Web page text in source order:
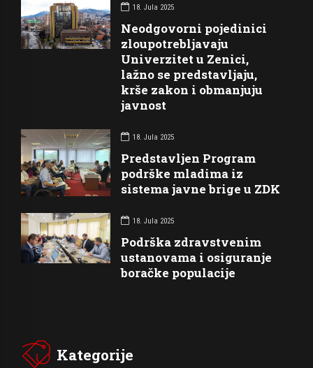
18. Jula 2025
Neodgovorni pojedinici
zloupotrebljavaju
Univerzitet u Zenici,
lažno se predstavljaju,
krše zakon i obmanjuju
javnost
18. Jula 2025
Predstavljen Program
podrške mladima iz
sistema javne brige u ZDK
18. Jula 2025
Podrška zdravstvenim
ustanovama i osiguranje
boračke populacije
Kategorije